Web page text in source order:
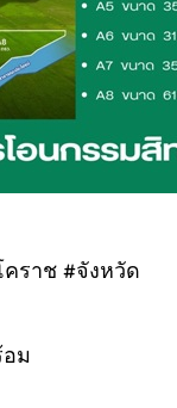
ราช #จังหวัด
ม